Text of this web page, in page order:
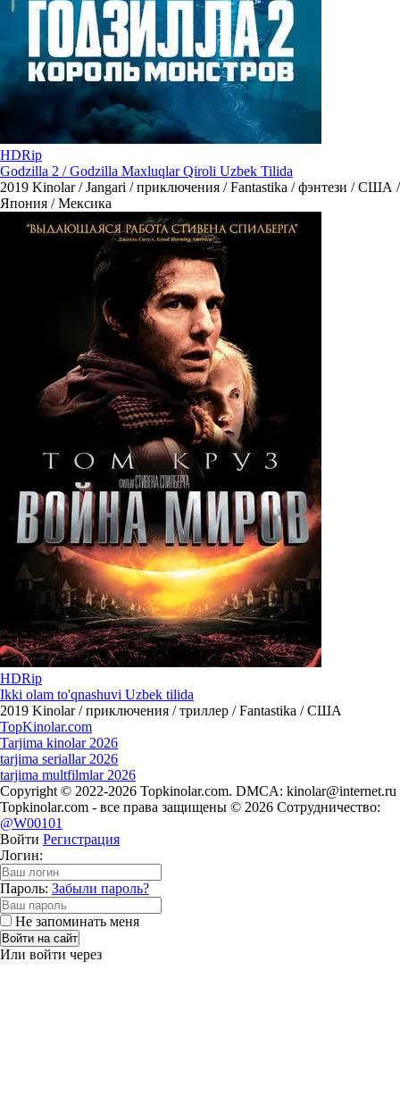
HDRip
Godzilla 2 / Godzilla Maxluqlar Qiroli Uzbek Tilida
2019 Kinolar / Jangari / приключения / Fantastika / фэнтези / США /
Япония / Мексика
HDRip
Ikki olam to'qnashuvi Uzbek tilida
2019 Kinolar / приключения / триллер / Fantastika / США
TopKinolar.com
Tarjima kinolar 2026
tarjima seriallar 2026
tarjima multfilmlar 2026
Copyright © 2022-2026 Topkinolar.com. DMCA: kinolar@internet.ru
Topkinolar.com - все права защищены © 2026 Сотрудничество:
@W00101
Войти Регистрация
Логин:
Пароль: Забыли пароль?
Не запоминать меня
Войти на сайт
Или войти через